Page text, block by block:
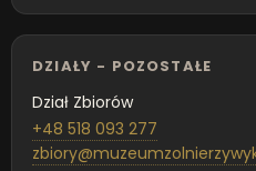
DZIAŁY - POZOSTAŁE
Dział Zbiorów
+48 518 093 277